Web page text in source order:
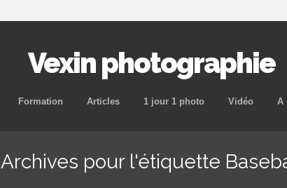
Vexin photographie
Aller
principal
Formation Articles 1 jour 1 photo Vidéo A
Archives pour l'étiquette